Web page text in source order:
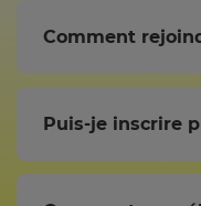
Comment
Puis-je inscrire